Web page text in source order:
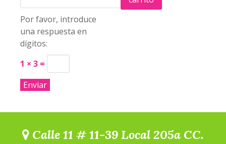
Por favor, introduce
una respuesta en
dígitos:
1 × 3 =
Calle 11 # 11-39 Local 205a CC.